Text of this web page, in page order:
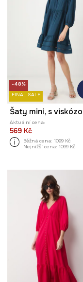
-48%
FINAL SALE
Aktuální cena:
569 Kč
Běžná cena: 1099 Kč
Nejnižší cena: 1099 Kč